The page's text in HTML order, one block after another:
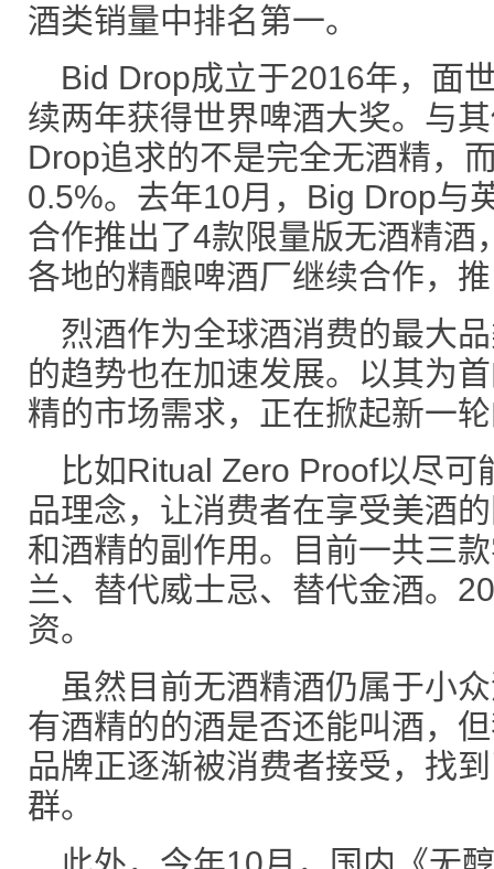
酒类销量中排名第一。
Bid Drop成立于2016年，面
续两年获得世界啤酒大奖。与
Drop追求的不是完全无酒精，
0.5%。去年10月，Big Drop与
合作推出了4款限量版无酒精酒
各地的精酿啤酒厂继续合作，
烈酒作为全球酒消费的最大
的趋势也在加速发展。以其为
精的市场需求，正在掀起新一轮
比如Ritual Zero Proof以尽
品理念，让消费者在享受美酒
和酒精的副作用。目前一共三
兰、替代威士忌、替代金酒。
资。
虽然目前无酒精酒仍属于小
有酒精的的酒是否还能叫酒，
品牌正逐渐被消费者接受，找
群。